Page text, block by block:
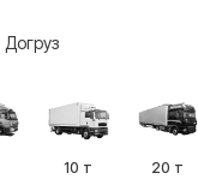
Догруз
10 т 20 т